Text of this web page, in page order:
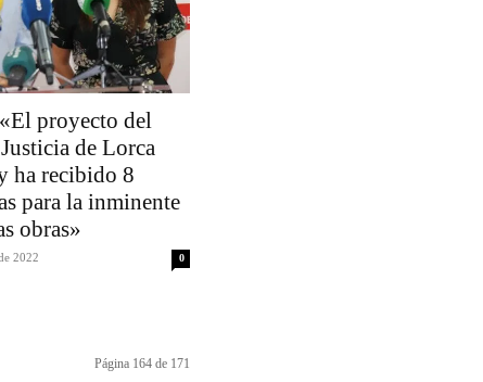
proyecto del
de Lorca
ha recibido 8
para la inminente
obras»
2022 0
Página 164 de 171